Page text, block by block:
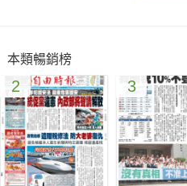
本類暢銷榜
2 3